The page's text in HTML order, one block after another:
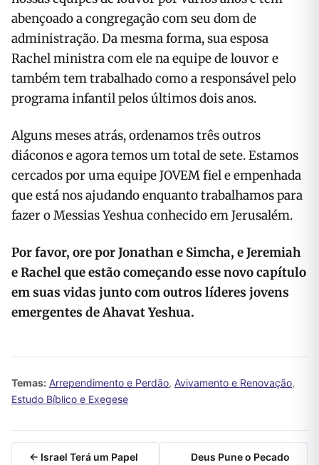
abençoado a congregação com seu dom de
administração. Da mesma forma, sua esposa
Rachel ministra com ele na equipe de louvor e
também tem trabalhado como a responsável pelo
programa infantil pelos últimos dois anos.
Alguns meses atrás, ordenamos três outros
diáconos e agora temos um total de sete. Estamos
cercados por uma equipe JOVEM fiel e empenhada
que está nos ajudando enquanto trabalhamos para
fazer o Messias Yeshua conhecido em Jerusalém.
Por favor, ore por Jonathan e Simcha, e Jeremiah
e Rachel que estão começando esse novo capítulo
em suas vidas junto com outros líderes jovens
emergentes de Ahavat Yeshua.
Temas: Arrependimento e Perdão, Avivamento e Renovação,
Estudo Bíblico e Exegese
← Israel Terá um Papel
Deus Pune o Pecado